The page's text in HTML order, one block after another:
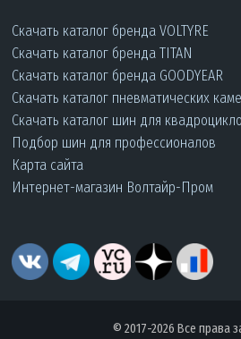
Скачать каталог бренда VOLTYRE
Скачать каталог бренда TITAN
Скачать каталог бренда GOODYEAR
Скачать каталог пневматических
Скачать каталог шин для
Подбор шин для профессионалов
Карта сайта
Интернет-магазин Волтайр-Пром
© 2017-2026 Все права